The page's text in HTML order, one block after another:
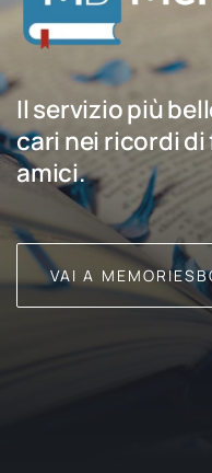
Il servizio più
cari nei ricordi
amici.
VAI A